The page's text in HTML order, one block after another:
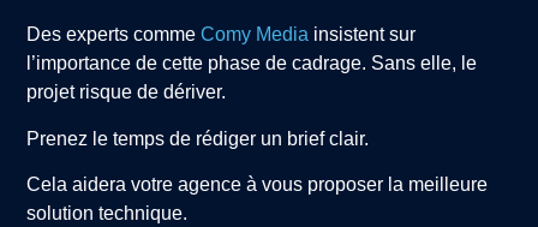
Des experts commeComy Media insistent sur
l’importance de cette phase de cadrage. Sans elle, le
projet risque de dériver.
Prenez le temps de rédiger un brief clair.
Cela aidera votre agence à vous proposer la meilleure
solution technique.